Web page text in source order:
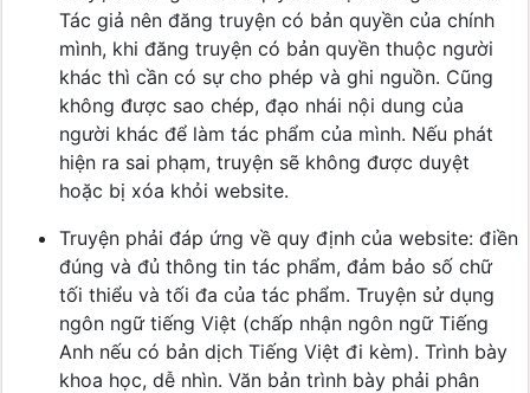
Tác giả nên đăng truyện có bản quyền của chính
mình, khi đăng truyện có bản quyền thuộc người
khác thì cần có sự cho phép và ghi nguồn. Cũng
không được sao chép, đạo nhái nội dung của
người khác để làm tác phẩm của mình. Nếu phát
hiện ra sai phạm, truyện sẽ không được duyệt
hoặc bị xóa khỏi website.
Truyện phải đáp ứng về quy định của website: điền
đúng và đủ thông tin tác phẩm, đảm bảo số chữ
tối thiểu và tối đa của tác phẩm. Truyện sử dụng
ngôn ngữ tiếng Việt (chấp nhận ngôn ngữ Tiếng
Anh nếu có bản dịch Tiếng Việt đi kèm). Trình bày
khoa học, dễ nhìn. Văn bản trình bày phải phân